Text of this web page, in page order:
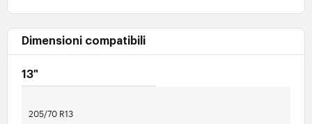
Dimensioni compatibili
13"
205/70 R13